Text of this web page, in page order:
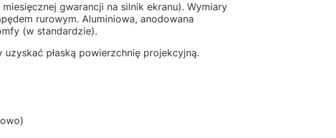
gwarancji na silnik ekranu). Wymiary
rurowym. Aluminiowa, anodowana
(w standardzie).
płaską powierzchnię projekcyjną.